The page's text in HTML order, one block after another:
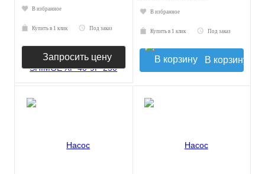
В избранное
Купить в 1 клик Под заказ
Запросить цену
В избранное
Купить в 1 клик Под заказ
В корзину